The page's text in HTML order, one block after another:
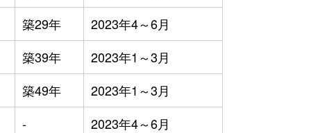
築29年
2023年4～6月
築39年
2023年1～3月
築49年
2023年1～3月
-
2023年4～6月